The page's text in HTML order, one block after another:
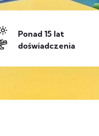
Ponad 15 lat
doświadczenia